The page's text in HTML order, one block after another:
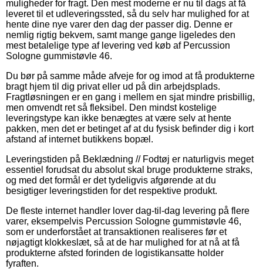
muligheder for fragt. Den mest moderne er nu til dags at få
leveret til et udleveringssted, så du selv har mulighed for at
hente dine nye varer den dag der passer dig. Denne er
nemlig rigtig bekvem, samt mange gange ligeledes den
mest betalelige type af levering ved køb af Percussion
Sologne gummistøvle 46.
Du bør på samme måde afveje for og imod at få produkterne
bragt hjem til dig privat eller ud på din arbejdsplads.
Fragtløsningen er en gang i mellem en sjat mindre prisbillig,
men omvendt ret så fleksibel. Den mindst kostelige
leveringstype kan ikke benægtes at være selv at hente
pakken, men det er betinget af at du fysisk befinder dig i kort
afstand af internet butikkens bopæl.
Leveringstiden på Beklædning // Fodtøj er naturligvis meget
essentiel forudsat du absolut skal bruge produkterne straks,
og med det formål er det tydeligvis afgørende at du
besigtiger leveringstiden for det respektive produkt.
De fleste internet handler lover dag-til-dag levering på flere
varer, eksempelvis Percussion Sologne gummistøvle 46,
som er underforstået at transaktionen realiseres før et
nøjagtigt klokkeslæt, så at de har mulighed for at nå at få
produkterne afsted forinden de logistikansatte holder
fyraften.